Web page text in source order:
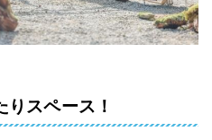
スペース！